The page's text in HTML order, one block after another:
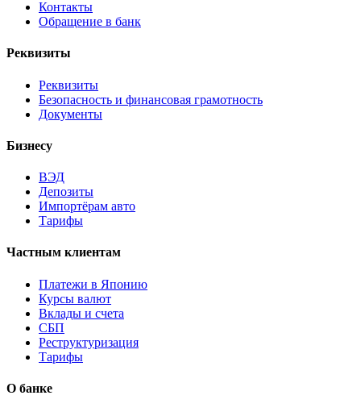
Контакты
Обращение в банк
Реквизиты
Реквизиты
Безопасность и финансовая грамотность
Документы
Бизнесу
ВЭД
Депозиты
Импортёрам авто
Тарифы
Частным клиентам
Платежи в Японию
Курсы валют
Вклады и счета
СБП
Реструктуризация
Тарифы
О банке